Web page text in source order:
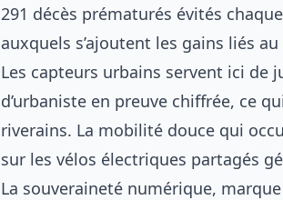
291 décès prématurés évités
auxquels s’ajoutent les gains liés
Les capteurs urbains servent ici
d’urbaniste en preuve chiffrée, ce
riverains. La mobilité douce qui
sur les vélos électriques partagés
La souveraineté numérique,